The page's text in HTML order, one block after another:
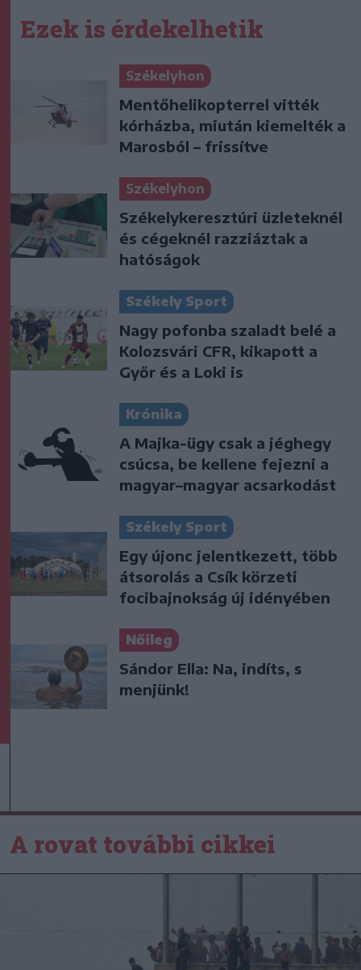
Ezek is érdekelhetik
Székelyhon
Mentőhelikopterrel vitték
kórházba, miután kiemelték a
Marosból – frissítve
Székelyhon
Székelykeresztúri üzleteknél
és cégeknél razziáztak a
hatóságok
Székely Sport
Nagy pofonba szaladt belé a
Kolozsvári CFR, kikapott a
Győr és a Loki is
Krónika
A Majka-ügy csak a jéghegy
csúcsa, be kellene fejezni a
magyar–magyar acsarkodást
Székely Sport
Egy újonc jelentkezett, több
átsorolás a Csík körzeti
focibajnokság új idényében
Nőileg
Sándor Ella: Na, indíts, s
menjünk!
A rovat további cikkei